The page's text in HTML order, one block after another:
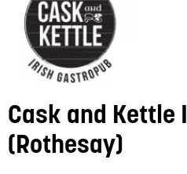
Cask and Kettle
(Rothesay)